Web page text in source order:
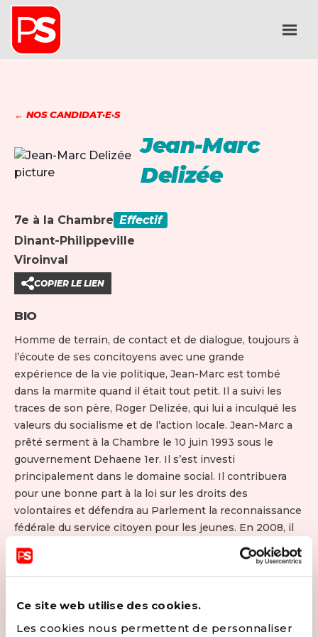
Ce site web utilise des cookies.
Les cookies nous permettent de personnaliser
← NOS CANDIDAT·E·S
Jean-Marc
Delizée
7e à la Chambre Effectif
Dinant-Philippeville
Viroinval
COPIER LE LIEN
BIO
Homme de terrain, de contact et de dialogue, toujours à
l’écoute de ses concitoyens avec une grande
expérience de la vie politique, Jean-Marc est tombé
dans la marmite quand il était tout petit. Il a suivi les
traces de son père, Roger Delizée, qui lui a inculqué les
valeurs du socialisme et de l’action locale. Jean-Marc a
prêté serment à la Chambre le 10 juin 1993 sous le
gouvernement Dehaene 1er. Il s’est investi
principalement dans le domaine social. Il contribuera
pour une bonne part à la loi sur les droits des
volontaires et défendra au Parlement la reconnaissance
fédérale du service citoyen pour les jeunes. En 2008, il
est désigné Secrétaire d’État sous les Gouvernements
Leterme et Van Rompuy. Il fait adopter en juillet 2008 le
premier Plan fédéral de lutte contre la pauvreté. Un
En charge par la suite des personnes handicapées, il
œuvre à l’implémentation en Belgique et dans l’ UE de